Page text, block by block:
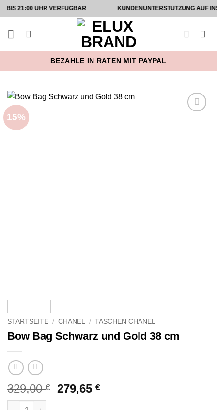
Zum
Inhalt
springen
UHR VERFÜGBAR KUNDENUNTERSTÜTZUNG AUF
BEZAHLE IN RATEN MIT PAYPAL
15%
STARTSEITE / CHANEL / TASCHEN CHANEL
Bow Bag Schwarz und Gold 38 cm
329,00€
Ursprünglicher
279,65€Aktueller
Bow Bag Schwarz und Gold 38 cm Menge